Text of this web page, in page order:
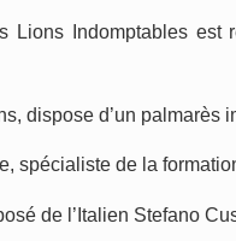
Lions Indomptables
dispose d’un palmarès
de la
de l’Italien Stefano